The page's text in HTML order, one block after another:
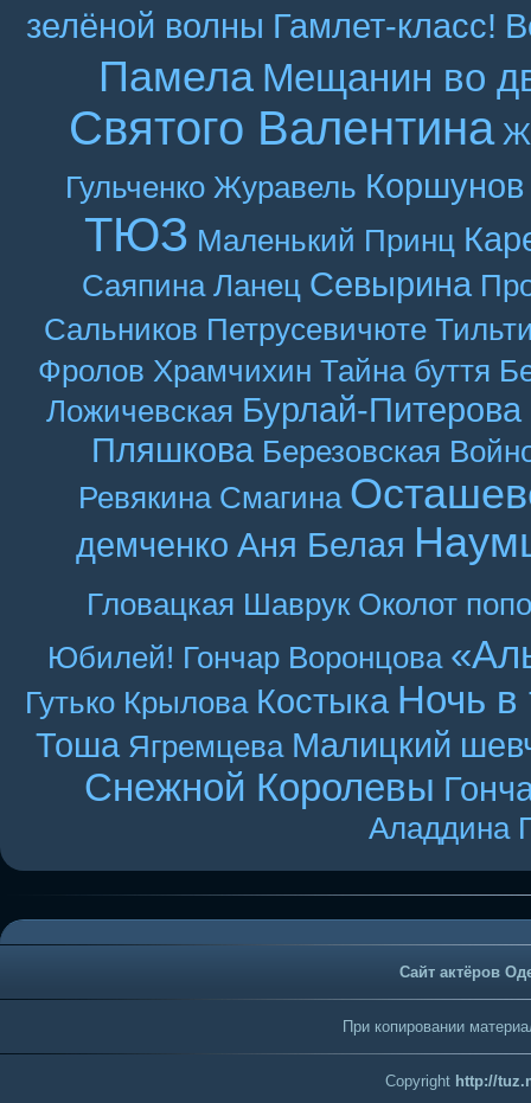
зелёной волны Гамлет-класс!
Памела Мещанин во
Святого Валентина
Гульченко Журавель Коршунов
ТЮЗ Маленький Принц
Саяпина Ланец Севырина
Сальников Петрусевичюте
Фролов Храмчихин Тайна буття
Ложичевская Бурлай-Питерова
Пляшкова Березовская
Ревякина Смагина
демченко Аня Белая
Гловацкая Шаврук Околот
Юбилей! Гончар Воронцова
Гутько Крылова Костыка Ночь в
Тоша Ягремцева Малицкий
Снежной Королевы
Аладдина
Сайт актёров
При копировании
Copyright http://